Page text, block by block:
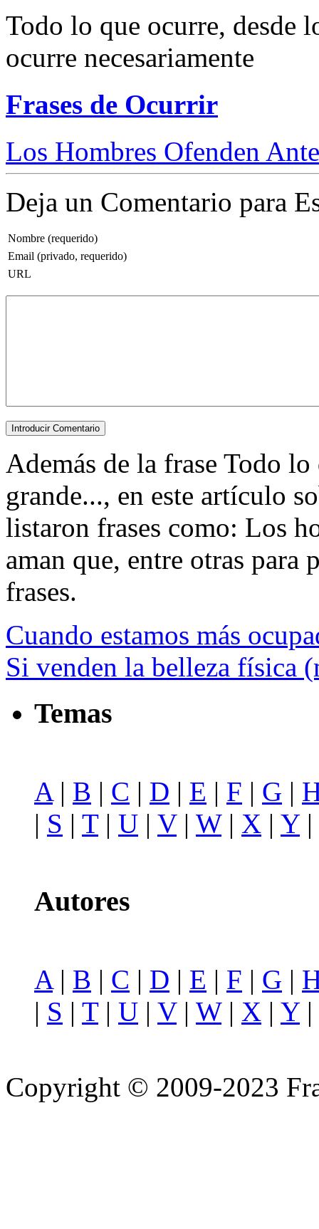
Todo lo que ocurre, desde
ocurre necesariamente
Frases de Ocurrir
Los Hombres Ofenden
Deja un Comentario para
Nombre (requerido)
Email (privado, requerido)
URL
Además de la frase Todo
grande..., en este artículo
listaron frases como: Los
aman que, entre otras
frases.
Cuando estamos más
Si venden la belleza física
Temas
A | B | C | D | E | F | G |
| S | T| U | V| W| X | Y|
Autores
A| B | C | D | E | F | G |
| S | T| U | V| W| X | Y|
Copyright © 2009-2023